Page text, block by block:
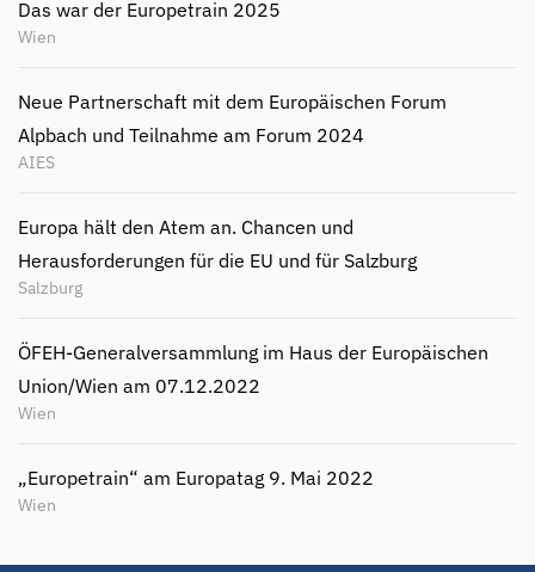
Das war der Europetrain 2025
Wien
Neue Partnerschaft mit dem Europäischen Forum
Alpbach und Teilnahme am Forum 2024
AIES
Europa hält den Atem an. Chancen und
Herausforderungen für die EU und für Salzburg
Salzburg
ÖFEH-Generalversammlung im Haus der Europäischen
Union/Wien am 07.12.2022
Wien
„Europetrain“ am Europatag 9. Mai 2022
Wien